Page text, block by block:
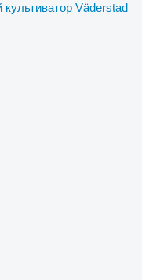
культиватор Väderstad